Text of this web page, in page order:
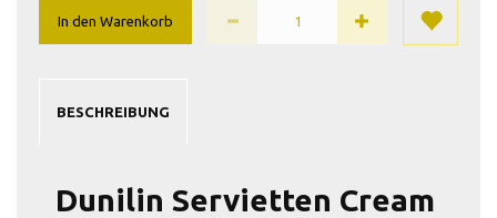
In den Warenkorb
BESCHREIBUNG
Dunilin Servietten Cream